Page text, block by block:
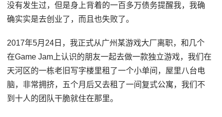
没有发生过，但是身上背着的一百多万债务提醒我，我确
确实实是去创业了，而且也失败了。
2017年5月24日，我正式从广州某游戏大厂离职，和几个
在Game Jam上认识的朋友一起去做一款独立游戏，我们在
天河区的一栋老旧写字楼里租了一个小单间，屋里八台电
脑，非常拥挤，五个月后又去租了一间复式公寓，我们不
到十人的团队干脆就住在那里。